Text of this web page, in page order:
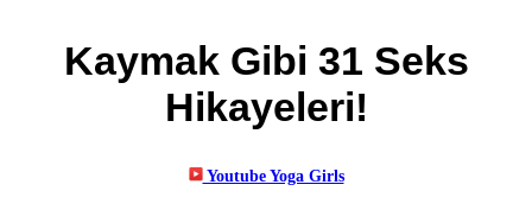
Kaymak Gibi 31 Seks
Hikayeleri!